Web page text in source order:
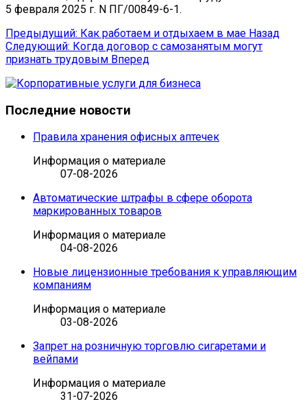
5 февраля 2025 г. N ПГ/00849-6-1.
Предыдущий: Как работаем и отдыхаем в мае Назад
Следующий: Когда договор с самозанятым могут
признать трудовым Вперед
Последние новости
Правила хранения офисных аптечек
Информация о материале
07-08-2026
Автоматические штрафы в сфере оборота
маркированных товаров
Информация о материале
04-08-2026
Новые лицензионные требования к управляющим
компаниям
Информация о материале
03-08-2026
Запрет на розничную торговлю сигаретами и
вейпами
Информация о материале
31-07-2026